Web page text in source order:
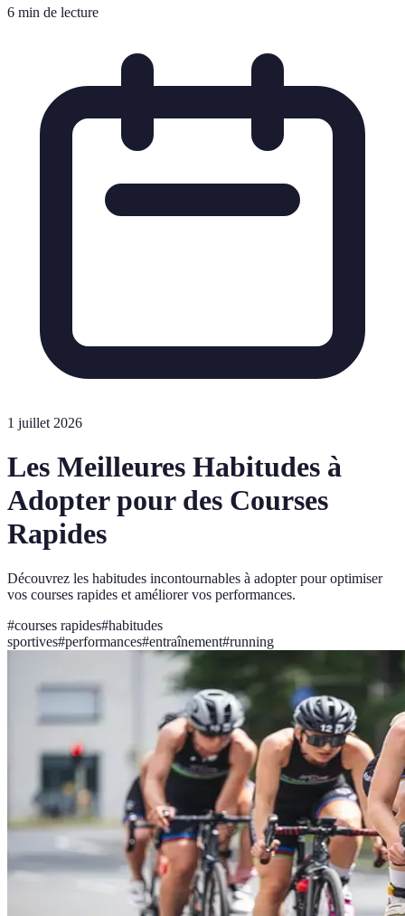
6 min de lecture
1 juillet 2026
Les Meilleures Habitudes à
Adopter pour des Courses
Rapides
Découvrez les habitudes incontournables à adopter pour optimiser
vos courses rapides et améliorer vos performances.
#courses rapides#habitudes
sportives#performances#entraînement#running